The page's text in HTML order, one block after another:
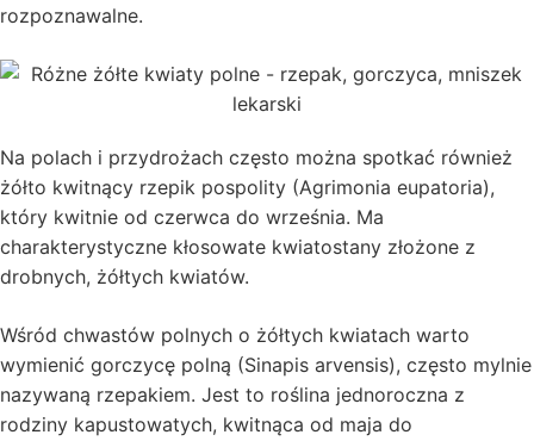
rozpoznawalne.
Na polach i przydrożach często można spotkać również
żółto kwitnący rzepik pospolity (Agrimonia eupatoria),
który kwitnie od czerwca do września. Ma
charakterystyczne kłosowate kwiatostany złożone z
drobnych, żółtych kwiatów.
Wśród chwastów polnych o żółtych kwiatach warto
wymienić gorczycę polną (Sinapis arvensis), często mylnie
nazywaną rzepakiem. Jest to roślina jednoroczna z
rodziny kapustowatych, kwitnąca od maja do